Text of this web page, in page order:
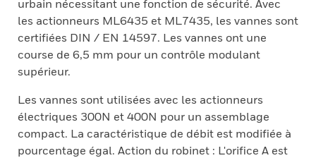
urbain nécessitant une fonction de sécurité. Avec
les actionneurs ML6435 et ML7435, les vannes sont
certifiées DIN / EN 14597. Les vannes ont une
course de 6,5 mm pour un contrôle modulant
supérieur.
Les vannes sont utilisées avec les actionneurs
électriques 300N et 400N pour un assemblage
compact. La caractéristique de débit est modifiée à
pourcentage égal. Action du robinet : L'orifice A est